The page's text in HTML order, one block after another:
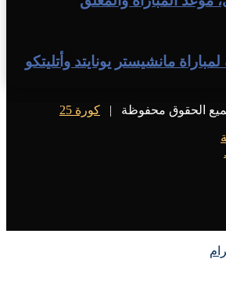
لمباراة مانشيستر يونايتد وأتليتكو
كورة 25